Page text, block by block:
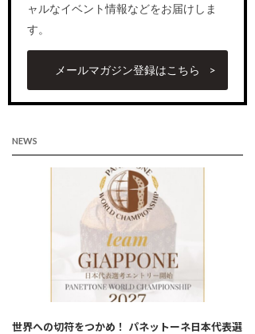
ャルなイベント情報などをお届けしま
す。
メールマガジン登録はこちら
NEWS
世界への切符をつかめ！ パネットーネ日本代表選